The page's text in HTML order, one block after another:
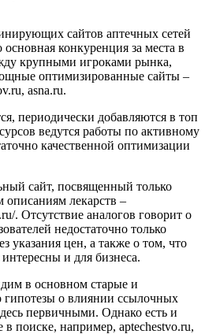
сайтов аптечных сетей
конкуренция за места в
крупными игроками рынка,
оптимизированные сайты –
asna.ru.
периодически добавляются в топ
ведутся работы по активному
качественной оптимизации
сайт, посвященный только
лекарств –
. Отсутствие аналогов говорит о
недостаточно только
указания цен, а также о том, что
и для бизнеса.
в основном старые и
гипотезы о влиянии ссылочных
первичными. Однако есть и
в поиске, например, aptechestvo.ru,